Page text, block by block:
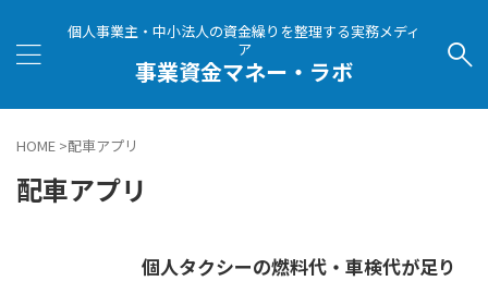
個人事業主・中小法人の資金繰りを整理する実務メディ
ア
事業資金マネー・ラボ
HOME >配車アプリ
配車アプリ
個人タクシーの燃料代・車検代が足り